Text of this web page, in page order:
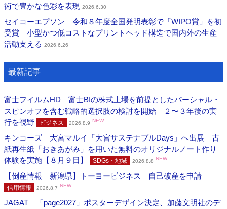
術で豊かな色彩を表現 2026.6.30
セイコーエプソン 令和８年度全国発明表彰で「WIPO賞」を初
受賞 小型かつ低コストなプリントヘッド構造で国内外の生産
活動支える 2026.6.26
最新記事
富士フイルムHD 富士BIの株式上場を前提としたパーシャル・
スピンオフを含む戦略的選択肢の検討を開始 ２〜３年後の実
行を視野
ビジネス 2026.8.9 NEW
キンコーズ 大宮マルイ「大宮サステナブルDays」へ出展 古
紙再生紙「おきあがみ」を用いた無料のオリジナルノート作り
体験を実施【８月９日】
SDGs・地域 2026.8.8 NEW
【倒産情報 新潟県】トーヨービジネス 自己破産を申請
信用情報 2026.8.7 NEW
JAGAT 「page2027」ポスターデザイン決定、加藤文明社のデ